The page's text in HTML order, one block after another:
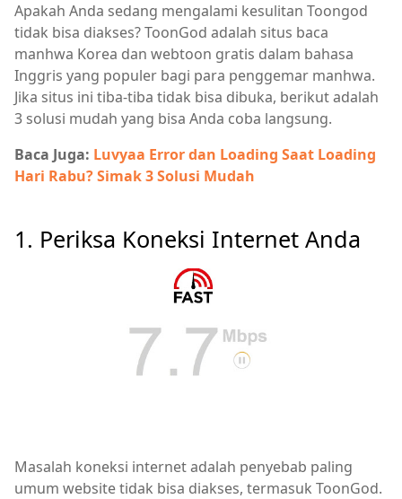
Apakah Anda sedang mengalami kesulitan Toongod
tidak bisa diakses? ToonGod adalah situs baca
manhwa Korea dan webtoon gratis dalam bahasa
Inggris yang populer bagi para penggemar manhwa.
Jika situs ini tiba-tiba tidak bisa dibuka, berikut adalah
3 solusi mudah yang bisa Anda coba langsung.
Baca Juga: Luvyaa Error dan Loading Saat Loading
Hari Rabu? Simak 3 Solusi Mudah
1. Periksa Koneksi Internet Anda
Masalah koneksi internet adalah penyebab paling
umum website tidak bisa diakses, termasuk ToonGod.